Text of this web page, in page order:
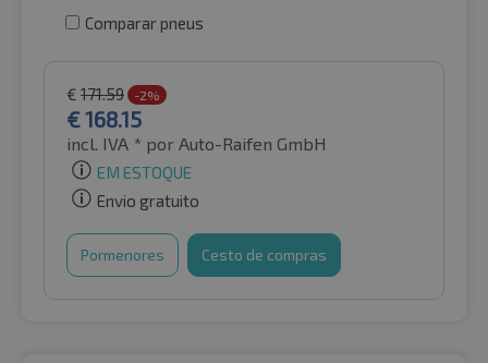
Comparar pneus
€ 171.59 -2%
€168.15
incl. IVA * por Auto-Raifen GmbH
EM ESTOQUE
Envio gratuito
Pormenores Cesto de compras